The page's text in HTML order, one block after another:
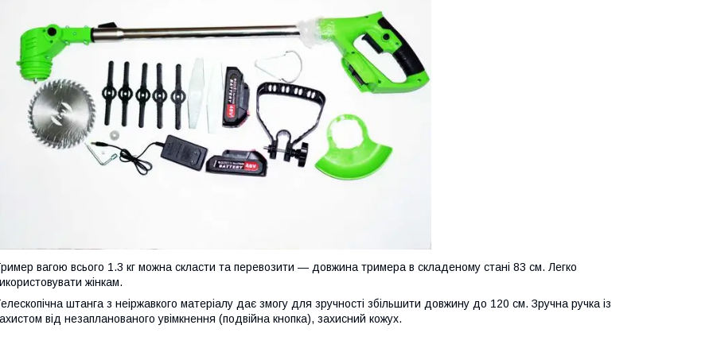
вагою всього 1.3 кг можна скласти та перевозити — довжина тримера в складеному стані 83 см. Легко
жінкам.
штанга з неіржавкого матеріалу дає змогу для зручності збільшити довжину до 120 см. Зручна ручка із
від незапланованого увімкнення (подвійна кнопка), захисний кожух.